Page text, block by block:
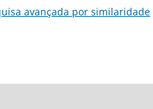
avançada por similaridade